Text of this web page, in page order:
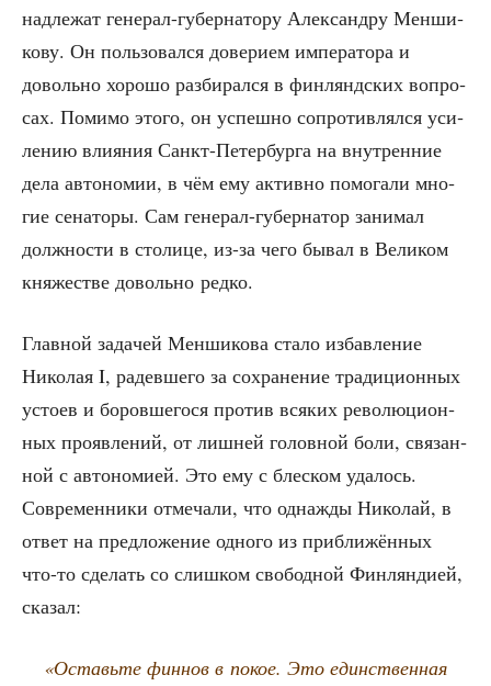
над­ле­жат гене­рал-губер­на­то­ру Алек­сан­дру Мен­ши­
ко­ву. Он поль­зо­вал­ся дове­ри­ем импе­ра­то­ра и
доволь­но хоро­шо раз­би­рал­ся в фин­лянд­ских вопро­
сах. Поми­мо это­го, он успеш­но сопро­тив­лял­ся уси­
ле­нию вли­я­ния Санкт-Петер­бур­га на внут­рен­ние
дела авто­но­мии, в чём ему актив­но помо­га­ли мно­
гие сена­то­ры. Сам гене­рал-губер­на­тор зани­мал
долж­но­сти в сто­ли­це, из-за чего бывал в Вели­ком
кня­же­стве доволь­но редко.
Глав­ной зада­чей Мен­ши­ко­ва ста­ло избав­ле­ние
Нико­лая I, радев­ше­го за сохра­не­ние тра­ди­ци­он­ных
усто­ев и боров­ше­го­ся про­тив вся­ких рево­лю­ци­он­
ных про­яв­ле­ний, от лиш­ней голов­ной боли, свя­зан­
ной с авто­но­ми­ей. Это ему с блес­ком уда­лось.
Совре­мен­ни­ки отме­ча­ли, что одна­жды Нико­лай, в
ответ на пред­ло­же­ние одно­го из при­бли­жён­ных
что-то сде­лать со слиш­ком сво­бод­ной Фин­лян­ди­ей,
сказал:
«Оставь­те фин­нов в покое. Это един­ствен­ная